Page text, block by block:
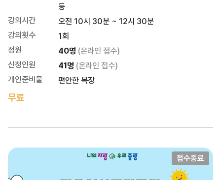
등
강의시간
오전 10시 30분 ~ 12시 30분
강의횟수
1회
정원
40명 (온라인 접수)
신청인원
41명 (온라인 접수)
개인준비물
편안한 복장
무료
접수종료